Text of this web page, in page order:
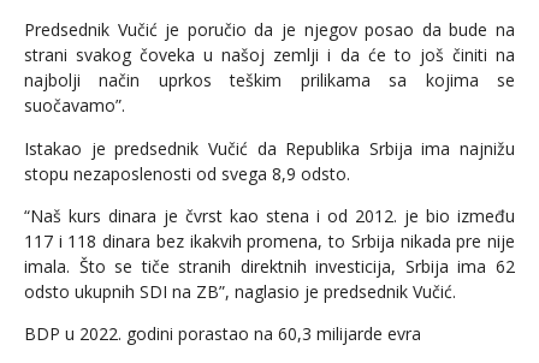
Predsednik Vučić je poručio da je njegov posao da bude na
strani svakog čoveka u našoj zemlji i da će to još činiti na
najbolji način uprkos teškim prilikama sa kojima se
suočavamo”.
Istakao je predsednik Vučić da Republika Srbija ima najnižu
stopu nezaposlenosti od svega 8,9 odsto.
“Naš kurs dinara je čvrst kao stena i od 2012. je bio između
117 i 118 dinara bez ikakvih promena, to Srbija nikada pre nije
imala. Što se tiče stranih direktnih investicija, Srbija ima 62
odsto ukupnih SDI na ZB”, naglasio je predsednik Vučić.
BDP u 2022. godini porastao na 60,3 milijarde evra